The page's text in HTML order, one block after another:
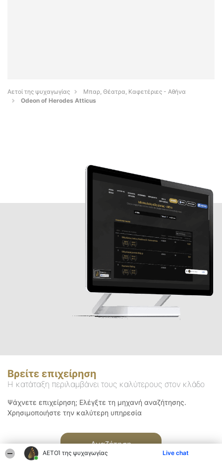
ΑΕΤΟΊ της ψυχαγωγίας Live chat
Αετοί της ψυχαγωγίας
Μπαρ, Θέατρα, Καφετέριες - Αθήνα
Odeon of Herodes Atticus
Βρείτε επιχείρηση
Η κατάταξη περιλαμβάνει τους καλύτερους στον κλάδο
Ψάχνετε επιχείρηση; Ελέγξτε τη μηχανή αναζήτησης.
Χρησιμοποιήστε την καλύτερη υπηρεσία
Αναζήτηση